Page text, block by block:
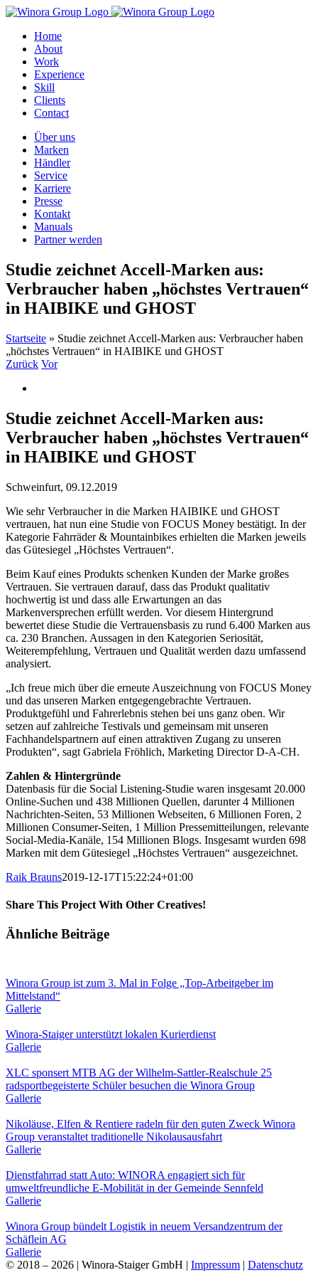
Zum
springenHome
About
Work
Experience
Skill
Clients
Contact
Über uns
Marken
Händler
Service
Karriere
Presse
Kontakt
Manuals
Partner werden
Studie zeichnet Accell-Marken aus:
Verbraucher haben „höchstes Vertrauen“
in HAIBIKE und GHOST
Startseite » Studie zeichnet Accell-Marken aus: Verbraucher haben
„höchstes Vertrauen“ in HAIBIKE und GHOST
Zurück Vor
Studie zeichnet Accell-Marken aus:
Verbraucher haben „höchstes Vertrauen“
in HAIBIKE und GHOST
Schweinfurt, 09.12.2019
Wie sehr Verbraucher in die Marken HAIBIKE und GHOST
vertrauen, hat nun eine Studie von FOCUS Money bestätigt. In der
Kategorie Fahrräder & Mountainbikes erhielten die Marken jeweils
das Gütesiegel „Höchstes Vertrauen“.
Beim Kauf eines Produkts schenken Kunden der Marke großes
Vertrauen. Sie vertrauen darauf, dass das Produkt qualitativ
hochwertig ist und dass alle Erwartungen an das
Markenversprechen erfüllt werden. Vor diesem Hintergrund
bewertet diese Studie die Vertrauensbasis zu rund 6.400 Marken aus
ca. 230 Branchen. Aussagen in den Kategorien Seriosität,
Weiterempfehlung, Vertrauen und Qualität werden dazu umfassend
analysiert.
„Ich freue mich über die erneute Auszeichnung von FOCUS Money
und das unseren Marken entgegengebrachte Vertrauen.
Produktgefühl und Fahrerlebnis stehen bei uns ganz oben. Wir
setzen auf zahlreiche Testivals und gemeinsam mit unseren
Fachhandelspartnern auf einen attraktiven Zugang zu unseren
Produkten“, sagt Gabriela Fröhlich, Marketing Director D-A-CH.
Zahlen & Hintergründe
Datenbasis für die Social Listening-Studie waren insgesamt 20.000
Online-Suchen und 438 Millionen Quellen, darunter 4 Millionen
Nachrichten-Seiten, 53 Millionen Webseiten, 6 Millionen Foren, 2
Millionen Consumer-Seiten, 1 Million Pressemitteilungen, relevante
Social-Media-Kanäle, 154 Millionen Blogs. Insgesamt wurden 698
Marken mit dem Gütesiegel „Höchstes Vertrauen“ ausgezeichnet.
Raik Brauns2019-12-17T15:22:24+01:00
Share This Project With Other Creatives!
Facebook
X
Pinterest
E-
Ähnliche Beiträge
Winora Group ist zum 3. Mal in Folge „Top-Arbeitgeber im
Mittelstand“
Gallerie
Winora-Staiger unterstützt lokalen Kurierdienst
Gallerie
XLC sponsert MTB AG der Wilhelm-Sattler-Realschule 25
radsportbegeisterte Schüler besuchen die Winora Group
Gallerie
Nikoläuse, Elfen & Rentiere radeln für den guten Zweck Winora
Group veranstaltet traditionelle Nikolausausfahrt
Gallerie
Dienstfahrrad statt Auto: WINORA engagiert sich für
umweltfreundliche E-Mobilität in der Gemeinde Sennfeld
Gallerie
Winora Group bündelt Logistik in neuem Versandzentrum der
Schäflein AG
Gallerie
© 2018 – 2026 | Winora-Staiger GmbH | Impressum | Datenschutz